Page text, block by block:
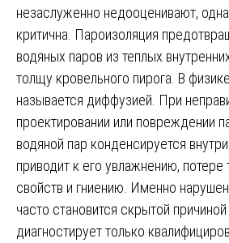
незаслуженно недооценивают,
критична. Пароизоляция
водяных паров из теплых
толщу кровельного пирога. В
называется диффузией. При
проектировании или повреждении
водяной пар конденсируется внутри
приводит к его увлажнению, потере
свойств и гниению. Именно
часто становится скрытой
диагностирует только